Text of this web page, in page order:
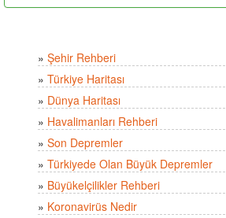
» Şehir Rehberi
» Türkiye Haritası
» Dünya Haritası
» Havalimanları Rehberi
» Son Depremler
» Türkiyede Olan Büyük Depremler
» Büyükelçilikler Rehberi
» Koronavirüs Nedir